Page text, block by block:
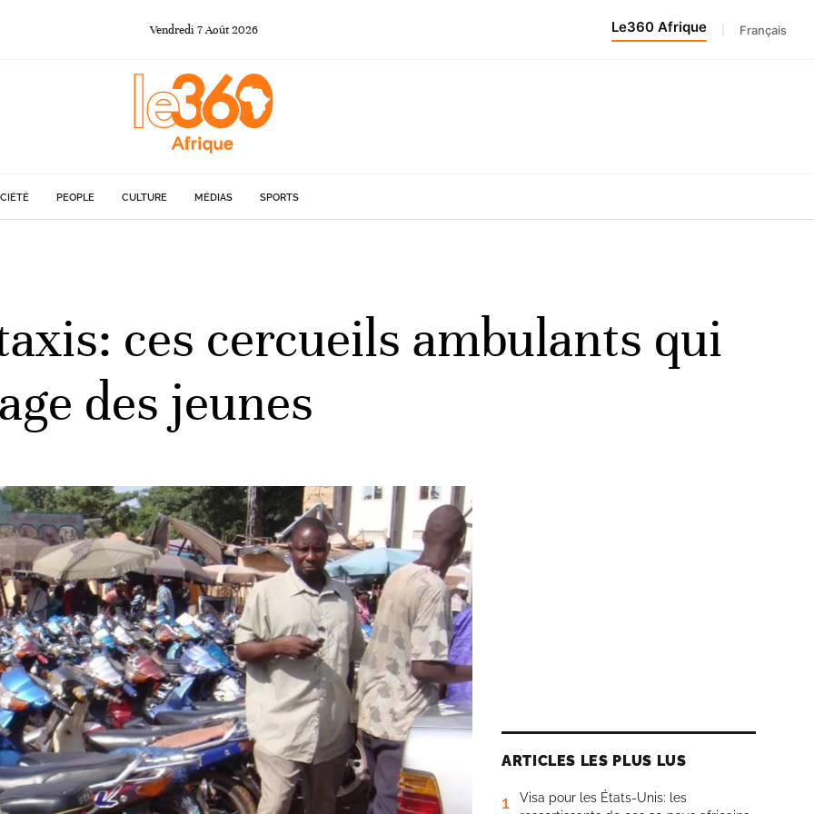
Vendredi 7Août 2026 Le360 Afrique Français
PEOPLE CULTURE MÉDIAS SPORTS
ces cercueils ambulants qui
des jeunes
ARTICLES LES PLUS LUS
1
Visa pour les États-Unis: les